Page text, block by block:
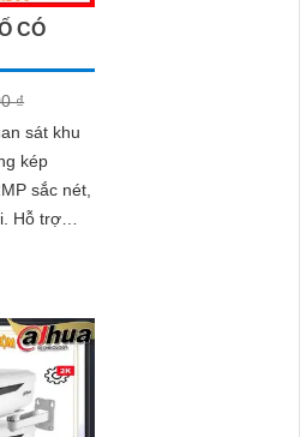
CÓ
₫
sát khu
kép
sắc nét,